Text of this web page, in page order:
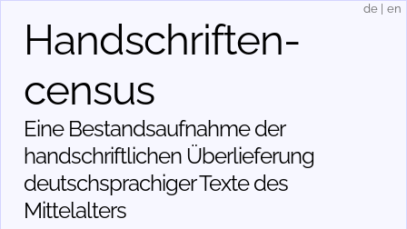
Handschriften­
census
Eine Bestandsaufnahme der
handschriftlichen Über­lieferung
deutschsprachiger Texte des
Mittelalters
de en